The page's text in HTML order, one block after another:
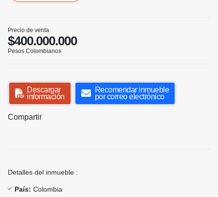
Precio de venta
$400.000.000
Pesos Colombianos
Descargar
información
Recomendar inmueble
por correo electrónico
Compartir
Detalles del inmueble :
País: Colombia